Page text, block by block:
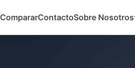
CompararContactoSobre Nosotros